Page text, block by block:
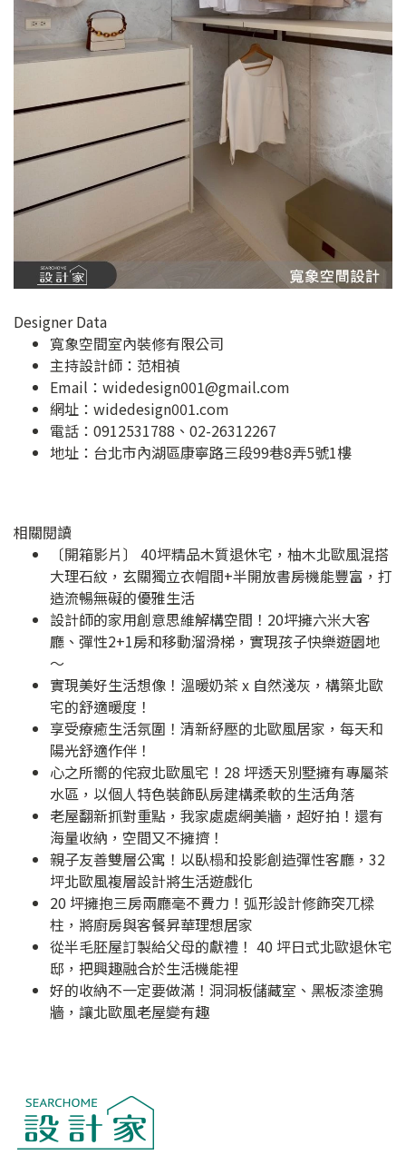
Designer Data
寬象空間室內裝修有限公司
主持設計師：范相禎
Email： widedesign001@gmail.com
網址： widedesign001.com
電話：0912531788、02-26312267
地址： 台北市內湖區康寧路三段99巷8弄5號1樓
相關閱讀
〔開箱影片〕 40坪精品木質退休宅，柚木北歐風混搭
大理石紋，玄關獨立衣帽間+半開放書房機能豐富，打
造流暢無礙的優雅生活
設計師的家用創意思維解構空間！20坪擁六米大客
廳、彈性2+1房和移動溜滑梯，實現孩子快樂遊園地
～
實現美好生活想像！溫暖奶茶 x 自然淺灰，構築北歐
宅的舒適暖度！
享受療癒生活氛圍！清新紓壓的北歐風居家，每天和
陽光舒適作伴！
心之所嚮的侘寂北歐風宅！28 坪透天別墅擁有專屬茶
水區，以個人特色裝飾臥房建構柔軟的生活角落
老屋翻新抓對重點，我家處處網美牆，超好拍！還有
海量收納，空間又不擁擠！
親子友善雙層公寓！以臥榻和投影創造彈性客廳，32
坪北歐風複層設計將生活遊戲化
20 坪擁抱三房兩廳毫不費力！弧形設計修飾突兀樑
柱，將廚房與客餐昇華理想居家
從半毛胚屋訂製給父母的獻禮！ 40 坪日式北歐退休宅
邸，把興趣融合於生活機能裡
好的收納不一定要做滿！洞洞板儲藏室、黑板漆塗鴉
牆，讓北歐風老屋變有趣